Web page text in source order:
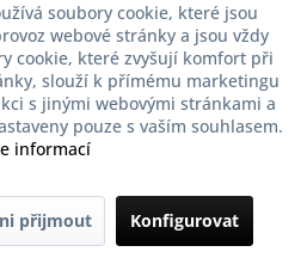
soubory cookie, které jsou
webové stránky a jsou vždy
cookie, které zvyšují komfort při
slouží k přímému marketingu
s jinými webovými stránkami a
pouze s vaším souhlasem.
informací
přijmout Konfigurovat